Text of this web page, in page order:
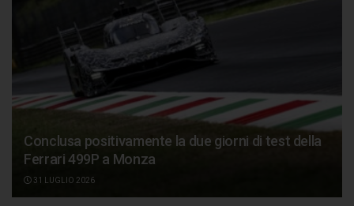
Conclusa positivamente la due giorni di test della
Ferrari 499P a Monza
31 LUGLIO 2026